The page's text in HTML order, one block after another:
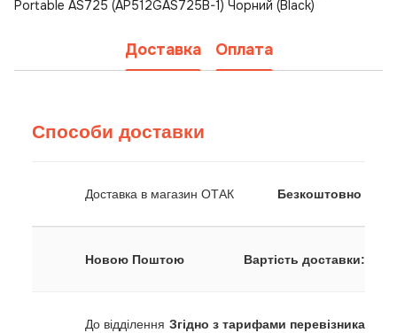
Portable AS725 (AP512GAS725B-1) Чорний (Black)
Доставка Оплата
Способи доставки
Доставка в магазин ОТАК Безкоштовно
Новою Поштою Вартість доставки:
До відділення Згідно з тарифами перевізника